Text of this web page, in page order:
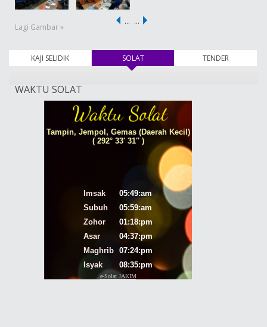
Lagi Gambar »
… …
KAJI SELIDIK SOLAT(tab aktif) TENDER
WAKTU SOLAT